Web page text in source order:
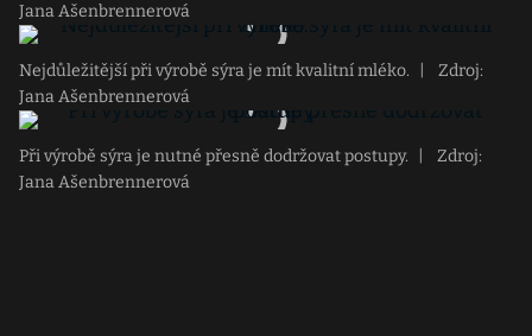
Jana Ašenbrennerová
Nejdůležitější při výrobě sýra je mít kvalitní mléko.
Zdroj:
Jana Ašenbrennerová
Při výrobě sýra je nutné přesně dodržovat postupy.
Zdroj:
Jana Ašenbrennerová